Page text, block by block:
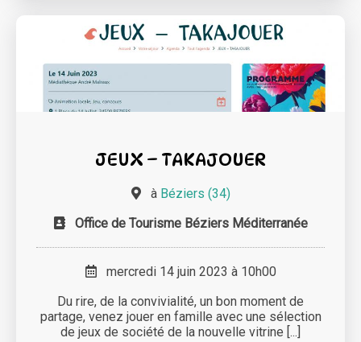
JEUX – TAKAJOUER
à Béziers (34)
Office de Tourisme Béziers Méditerranée
mercredi 14 juin 2023 à 10h00
Du rire, de la convivialité, un bon moment de
partage, venez jouer en famille avec une sélection
de jeux de société de la nouvelle vitrine [...]